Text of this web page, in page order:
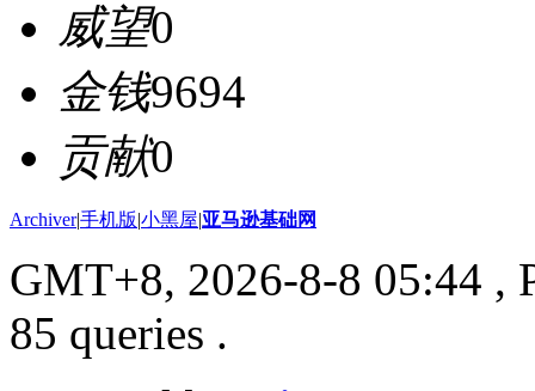
威望0
金钱9694
贡献0
Archiver|手机版|小黑屋|亚马逊基础网
GMT+8, 2026-8-8 05:44 ,
85 queries .